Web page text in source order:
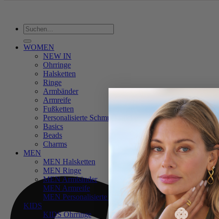
Suchen
nach:
WOMEN
NEW IN
Ohrringe
Halsketten
Ringe
Armbänder
Armreife
Fußketten
Personalisierte Schmuckstücke
Basics
Beads
Charms
MEN
MEN Halsketten
MEN Ringe
MEN Armbänder
MEN Armreife
MEN Personalisierte Schmuckstücke
KIDS
KIDS Ohrringe